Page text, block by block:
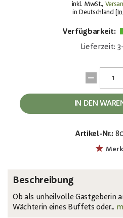
inkl. MwSt.,
in Deutschland [
Verfügbarkeit:
Lieferzeit:
IN DEN
Artikel-Nr.:
Beschreibung
Ob als unheilvolle Gastgeberin
Wächterin eines Buffets oder...